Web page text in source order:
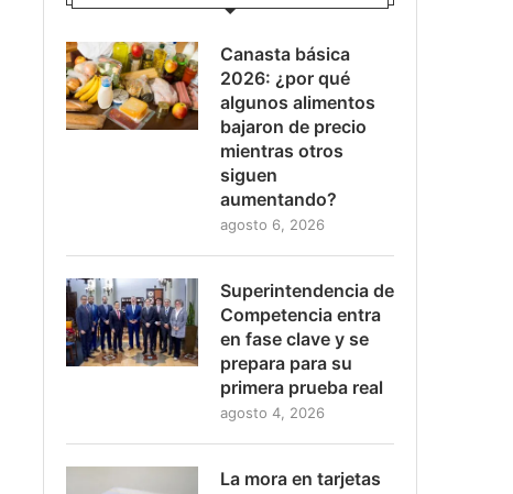
Canasta básica
2026: ¿por qué
algunos alimentos
bajaron de precio
mientras otros
siguen
aumentando?
agosto 6, 2026
Superintendencia de
Competencia entra
en fase clave y se
prepara para su
primera prueba real
agosto 4, 2026
La mora en tarjetas